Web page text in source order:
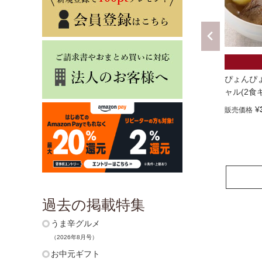
過去の掲載特集
うま辛グルメ
（2026年8月号）
お中元ギフト
ぴょんぴ
ャル(2食
販売価格 ¥